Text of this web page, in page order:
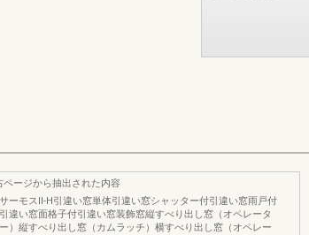
ページから抽出された内容
サーモスⅡ-H引違い窓単体引違い窓シャッター付引違い窓雨戸付
引違い窓面格子付引違い窓装飾窓縦すべり出し窓（オペレータ
ー）縦すべり出し窓（カムラッチ）横すべり出し窓（オペレー